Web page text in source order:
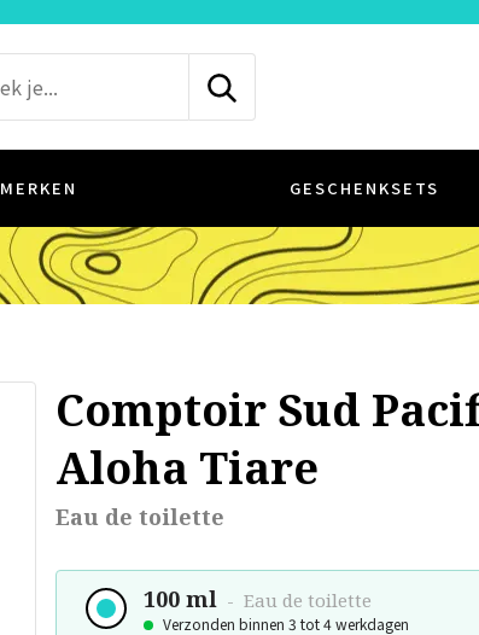
MERKEN GESCHENKSETS
Comptoir Sud
Aloha Tiare
Eau de toilette
100 ml - Eau de toilette
Verzonden binnen 3 tot 4 werkdagen